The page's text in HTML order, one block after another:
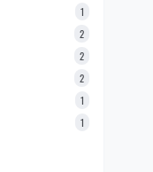
1
2
2
2
1
1